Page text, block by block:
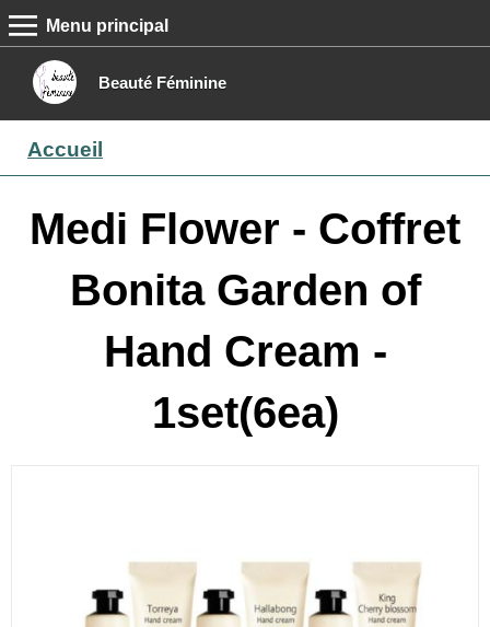
Beauté Féminine
MENU PRINCIPAL
Menu principal
Boutique
Contact
Accueil
Medi Flower - Coffret
Bonita Garden of
Hand Cream -
1set(6ea)